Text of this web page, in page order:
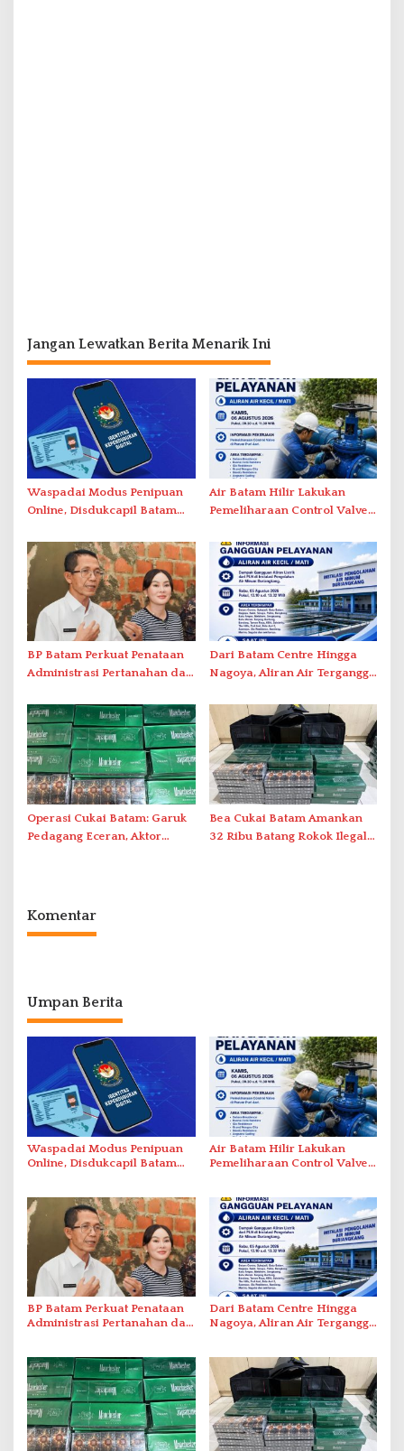
Jangan Lewatkan Berita Menarik Ini
Waspadai Modus Penipuan
Online, Disdukcapil Batam
Tatap Muka
Air Batam Hilir Lakukan
Pemeliharaan Control Valve,
BP Batam Perkuat Penataan
Administrasi Pertanahan dan
Dari Batam Centre Hingga
Nagoya, Aliran Air Terganggu
Duriangkang
Operasi Cukai Batam: Garuk
Pedagang Eceran, Aktor
Bea Cukai Batam Amankan
32 Ribu Batang Rokok Ilegal
Komentar
Umpan Berita
Waspadai Modus Penipuan
Online, Disdukcapil Batam
Air Batam Hilir Lakukan
Pemeliharaan Control Valve,
BP Batam Perkuat Penataan
Administrasi Pertanahan dan
Dari Batam Centre Hingga
Nagoya, Aliran Air Terganggu